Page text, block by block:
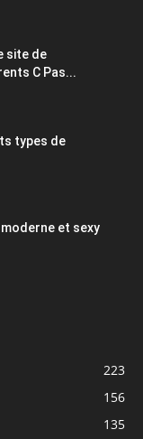
site de
C Pas...
types de
et sexy
223
156
135